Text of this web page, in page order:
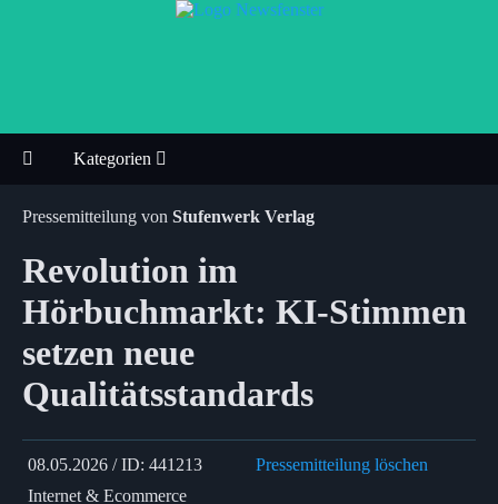
Kategorien
Pressemitteilung von Stufenwerk Verlag
Revolution im
Hörbuchmarkt: KI‑Stimmen
setzen neue
Qualitätsstandards
08.05.2026 / ID: 441213
Pressemitteilung löschen
Internet & Ecommerce